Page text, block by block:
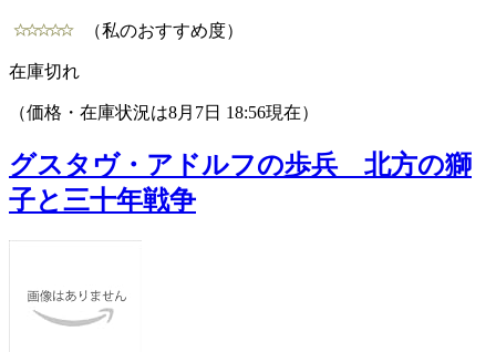
（私のおすすめ度）
在庫切れ
（価格・在庫状況は8月7日 18:56現在）
グスタヴ・アドルフの歩兵 北方の獅
子と三十年戦争